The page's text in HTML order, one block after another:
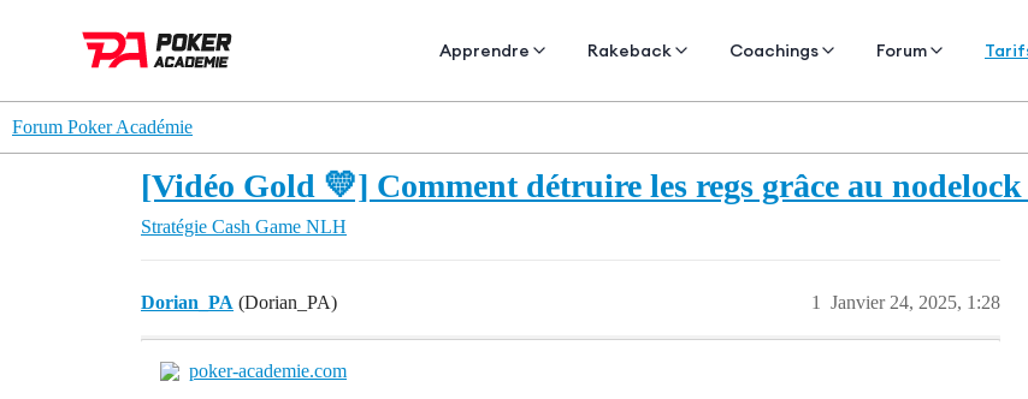
Apprendre Rakeback Coachings Forum
Forum Poker Académie
[Vidéo Gold 💛] Comment détruire les regs grâce au
Stratégie Cash Game NLH
Dorian_PA (Dorian_PA) Janvier 24, 2025, 1:28
1
poker-academie.com